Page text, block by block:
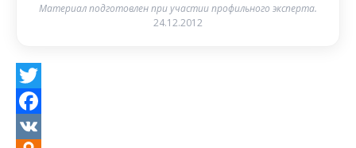
Материал подготовлен при участии профильного эксперта.
24.12.2012
Twitter
Facebook